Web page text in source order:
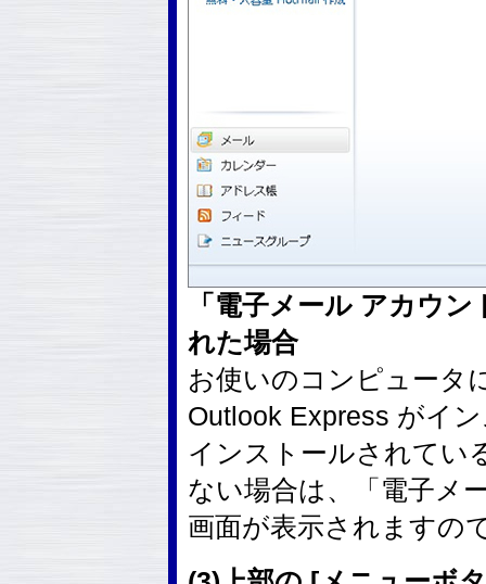
「電子メール アカウ
れた場合
お使いのコンピュータ
Outlook Express がイ
インストールされてい
ない場合は、「電子メ
画面が表示されますの